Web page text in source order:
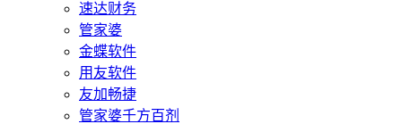
速达财务
管家婆
金蝶软件
用友软件
友加畅捷
管家婆千方百剂